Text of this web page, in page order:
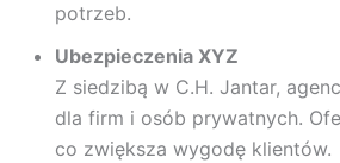
potrzeb.
Ubezpieczenia XYZ
Z siedzibą w C.H. Jantar,
dla firm i osób prywatnych.
co zwiększa wygodę klientów.